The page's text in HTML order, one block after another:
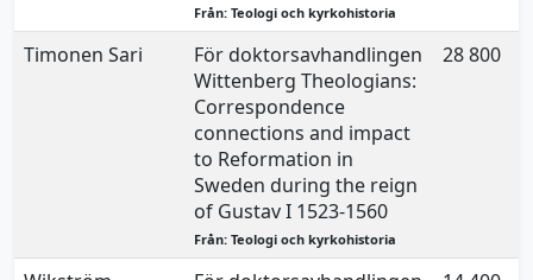
Från: Teologi och kyrkohistoria
Timonen Sari
För doktorsavhandlingen
Wittenberg Theologians:
Correspondence
connections and impact
to Reformation in
Sweden during the reign
of Gustav I 1523-1560
Från: Teologi och kyrkohistoria
28 800